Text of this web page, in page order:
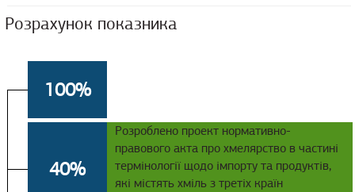
Розрахунок показника
100%
40%
Розроблено проект нормативно-
правового акта про хмелярство в частині
термінології щодо імпорту та продуктів,
які містять хміль з третіх країн